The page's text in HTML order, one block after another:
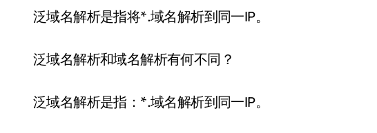
泛域名解析是指将*.域名解析到同一IP。
泛域名解析和域名解析有何不同？
泛域名解析是指：*.域名解析到同一IP。